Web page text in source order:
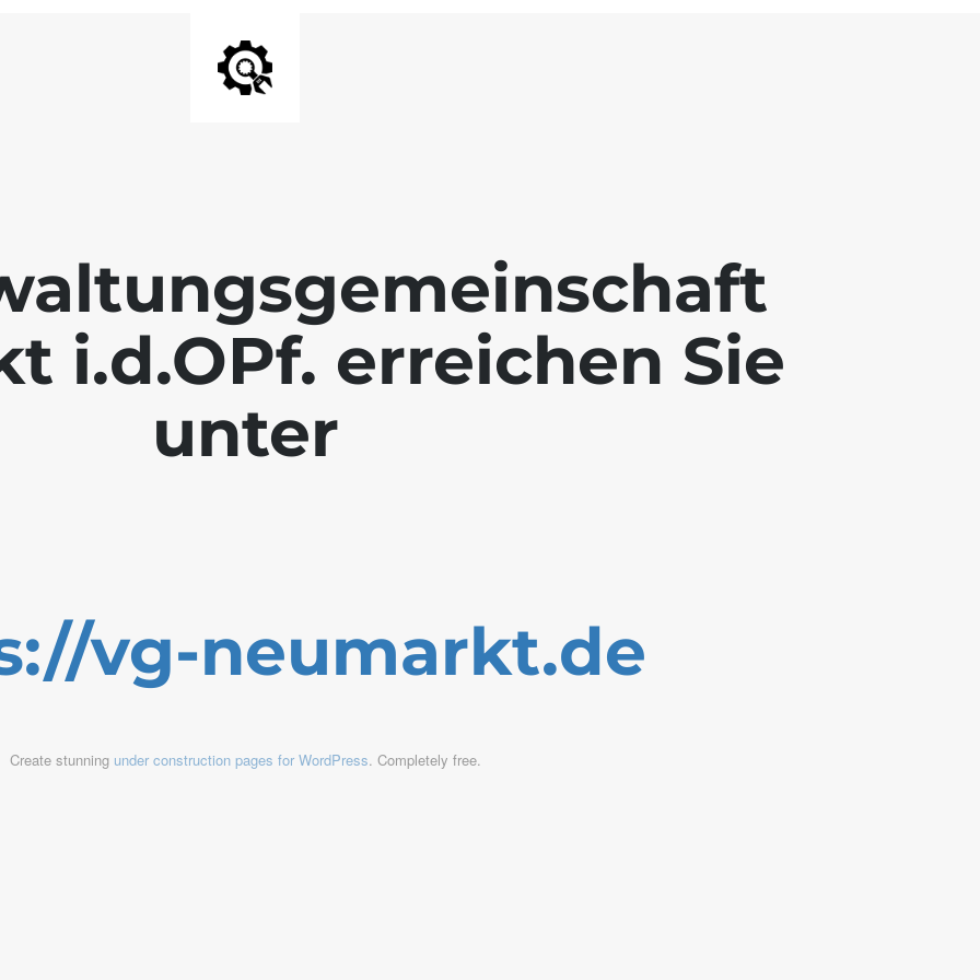
i.d.OPf. erreichen Sie
unter
vg-neumarkt.de
Create stunning under construction pages for WordPress. Completely free.